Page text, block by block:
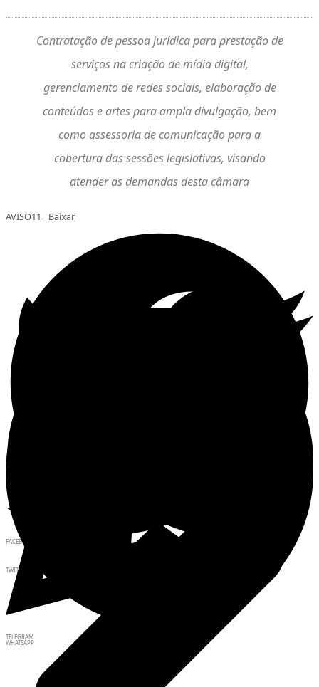
Contratação de pessoa jurídica para prestação de
serviços na criação de mídia digital,
gerenciamento de redes sociais, elaboração de
conteúdos e artes para ampla divulgação, bem
como assessoria de comunicação para a
cobertura das sessões legislativas, visando
atender as demandas desta câmara
AVISO11 Baixar
FACEBOOK
TWITTER
WHATSAPP
TELEGRAM